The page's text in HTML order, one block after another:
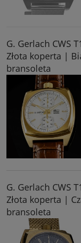
G. Gerlach CWS
Złota koperta |
bransoleta
G. Gerlach CWS
Złota koperta |
bransoleta